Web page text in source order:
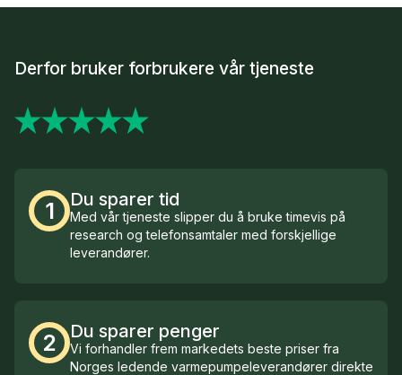
Derfor bruker forbrukere vår tjeneste
1 Du sparer tid
Med vår tjeneste slipper du å bruke timevis på
research og telefonsamtaler med forskjellige
leverandører.
2 Du sparer penger
Vi forhandler frem markedets beste priser fra
Norges ledende varmepumpeleverandører direkte